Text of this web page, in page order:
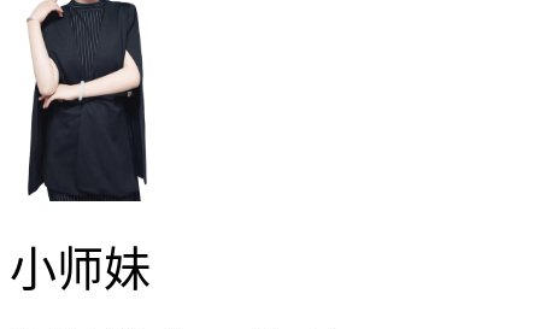
小师妹